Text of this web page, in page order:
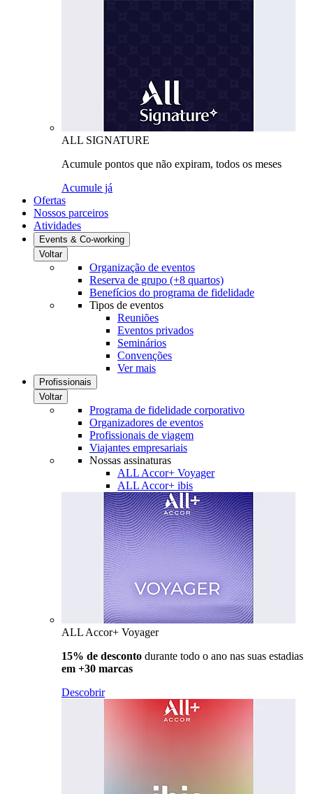
ALL SIGNATURE
Acumule pontos que não expiram, todos os meses
Acumule já
Ofertas
Nossos parceiros
Atividades
Events & Co-working
Voltar
Organização de eventos
Reserva de grupo (+8 quartos)
Benefícios do programa de fidelidade
Tipos de eventos
Reuniões
Eventos privados
Seminários
Convenções
Ver mais
Profissionais
Voltar
Programa de fidelidade corporativo
Organizadores de eventos
Profissionais de viagem
Viajantes empresariais
Nossas assinaturas
ALL Accor+ Voyager
ALL Accor+ ibis
ALL Accor+ Voyager
15% de desconto durante todo o ano nas suas estadias
em +30 marcas
Descobrir